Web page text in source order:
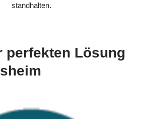
standhalten.
perfekten Lösung